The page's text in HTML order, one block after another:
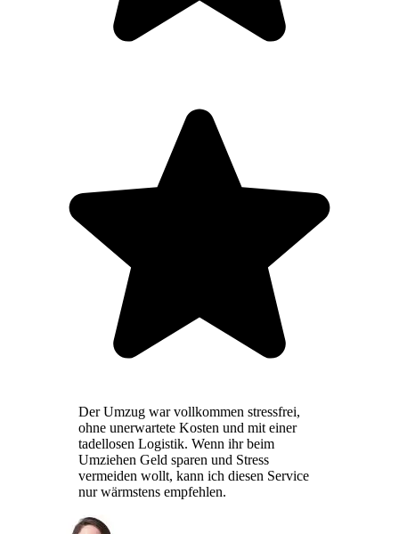
Der Umzug war vollkommen stressfrei,
ohne unerwartete Kosten und mit einer
tadellosen Logistik. Wenn ihr beim
Umziehen Geld sparen und Stress
vermeiden wollt, kann ich diesen Service
nur wärmstens empfehlen.